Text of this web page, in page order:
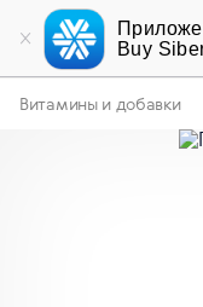
Buy
Витамины и добавки